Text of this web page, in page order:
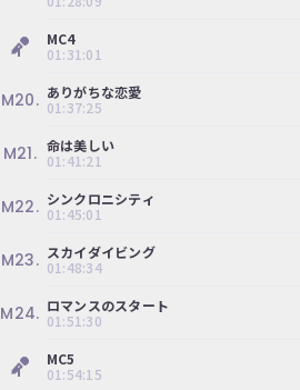
MC4
01:31:01
M20. ありがちな恋愛
01:37:25
M21. 命は美しい
01:41:21
M22. シンクロニシティ
01:45:01
M23. スカイダイビング
01:48:34
M24. ロマンスのスタート
01:51:30
MC5
01:54:15